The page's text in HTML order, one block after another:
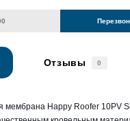
Отзывы 0
мембрана Happy Roofer 10PV